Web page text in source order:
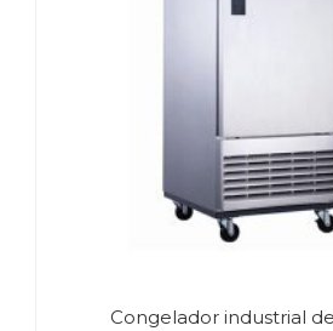
Congelador industrial